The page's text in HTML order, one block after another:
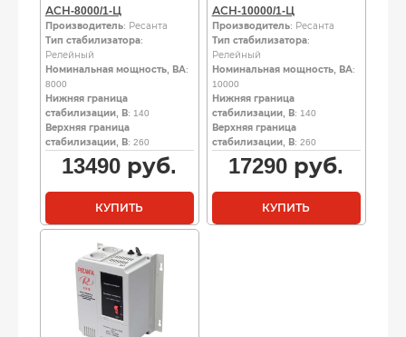
АСН-8000/1-Ц
Производитель: Ресанта
Тип стабилизатора:
Релейный
Номинальная мощность, ВА:
8000
Нижняя граница
стабилизации, В: 140
Верхняя граница
стабилизации, В: 260
13490 руб.
КУПИТЬ
АСН-10000/1-Ц
Производитель: Ресанта
Тип стабилизатора:
Релейный
Номинальная мощность, ВА:
10000
Нижняя граница
стабилизации, В: 140
Верхняя граница
стабилизации, В: 260
17290 руб.
КУПИТЬ